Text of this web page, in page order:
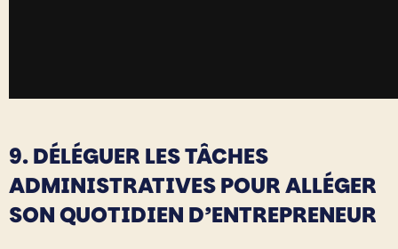
9. DÉLÉGUER LES TÂCHES
ADMINISTRATIVES POUR ALLÉGER
SON QUOTIDIEN D’ENTREPRENEUR